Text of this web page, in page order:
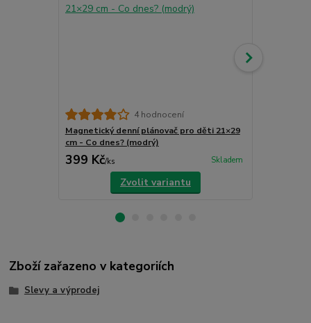
4 hodnocení
Magnetický denní plánovač pro děti 21×29
cm - Co dnes? (modrý)
399 Kč/ks Skladem
Zvolit variantu
Zboží zařazeno v kategoriích
Slevy a výprodej